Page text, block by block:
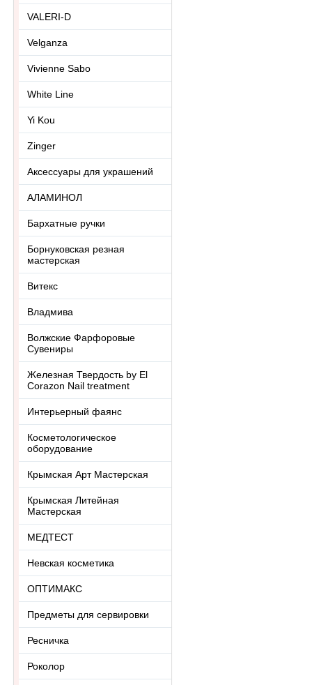
VALERI-D
Velganza
Vivienne Sabo
White Line
Yi Kou
Zinger
Аксессуары для украшений
АЛАМИНОЛ
Бархатные ручки
Борнуковская резная
мастерская
Витекс
Владмива
Волжские Фарфоровые
Сувениры
Железная Твердость by El
Corazon Nail treatment
Интерьерный фаянс
Косметологическое
оборудование
Крымская Арт Мастерская
Крымская Литейная
Мастерская
МЕДТЕСТ
Невская косметика
ОПТИМАКС
Предметы для сервировки
Ресничка
Роколор